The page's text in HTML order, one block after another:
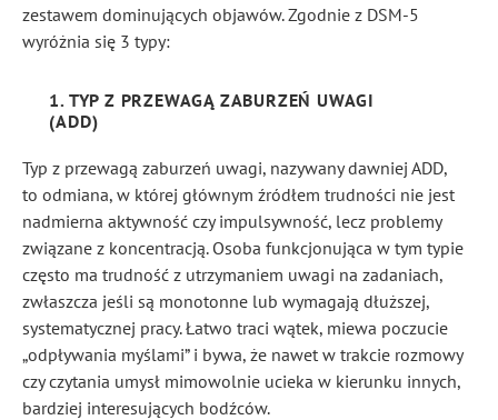
zestawem dominujących objawów. Zgodnie z DSM-5
wyróżnia się 3 typy:
1. TYP Z PRZEWAGĄ ZABURZEŃ UWAGI
(ADD)
Typ z przewagą zaburzeń uwagi, nazywany dawniej ADD,
to odmiana, w której głównym źródłem trudności nie jest
nadmierna aktywność czy impulsywność, lecz problemy
związane z koncentracją. Osoba funkcjonująca w tym typie
często ma trudność z utrzymaniem uwagi na zadaniach,
zwłaszcza jeśli są monotonne lub wymagają dłuższej,
systematycznej pracy. Łatwo traci wątek, miewa poczucie
„odpływania myślami” i bywa, że nawet w trakcie rozmowy
czy czytania umysł mimowolnie ucieka w kierunku innych,
bardziej interesujących bodźców.